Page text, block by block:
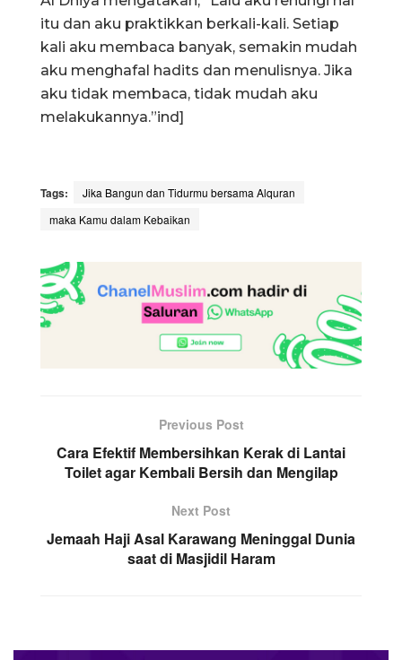
itu dan aku praktikkan berkali-kali. Setiap
kali aku membaca banyak, semakin mudah
aku menghafal hadits dan menulisnya. Jika
aku tidak membaca, tidak mudah aku
melakukannya.”ind]
Tags:
Jika Bangun dan Tidurmu bersama Alquran
maka Kamu dalam Kebaikan
Previous Post
Cara Efektif Membersihkan Kerak di Lantai
Toilet agar Kembali Bersih dan Mengilap
Next Post
Jemaah Haji Asal Karawang Meninggal Dunia
saat di Masjidil Haram